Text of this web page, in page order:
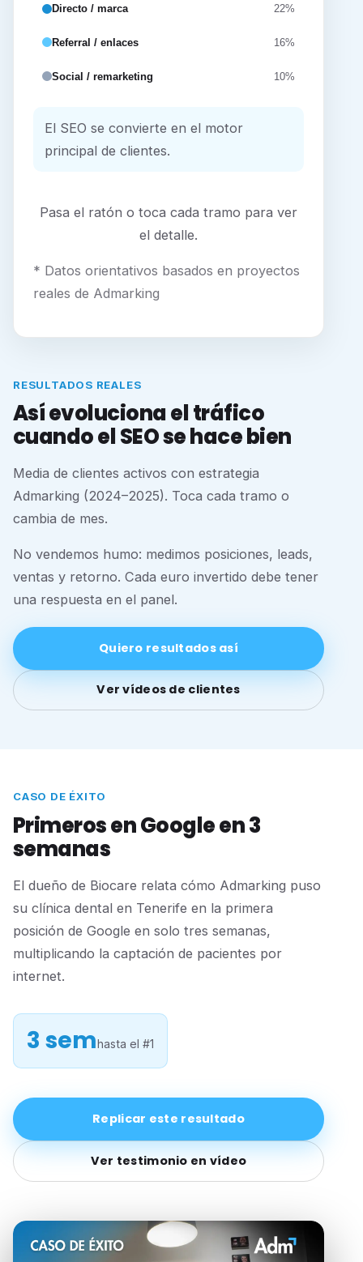
Directo / marca 22%
Referral / enlaces 16%
Social / remarketing 10%
El SEO se convierte en el motor
principal de clientes.
Pasa el ratón o toca cada tramo para ver
el detalle.
* Datos orientativos basados en proyectos
reales de Admarking
RESULTADOS REALES
Así evoluciona el tráfico
cuando el SEO se hace bien
Media de clientes activos con estrategia
Admarking (2024–2025). Toca cada tramo o
cambia de mes.
No vendemos humo: medimos posiciones, leads,
ventas y retorno. Cada euro invertido debe tener
una respuesta en el panel.
Quiero resultados así
Ver vídeos de clientes
CASO DE ÉXITO
Primeros en Google en 3
semanas
El dueño de Biocare relata cómo Admarking puso
su clínica dental en Tenerife en la primera
posición de Google en solo tres semanas,
multiplicando la captación de pacientes por
internet.
3 semhasta el #1
Replicar este resultado
Ver testimonio en vídeo